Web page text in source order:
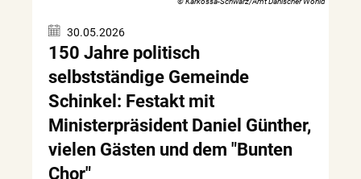
30.05.2026
150 Jahre politisch
selbstständige Gemeinde
Schinkel: Festakt mit
Ministerpräsident Daniel Günther,
vielen Gästen und dem "Bunten
Chor"